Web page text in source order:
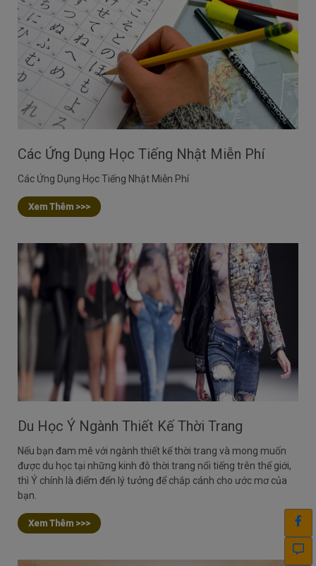
Các Ứng Dụng Học Tiếng Nhật Miễn Phí
Các Ứng Dụng Học Tiếng Nhật Miễn Phí
Xem Thêm >>>
Du Học Ý Ngành Thiết Kế Thời Trang
Nếu bạn đam mê với ngành thiết kế thời trang và mong muốn
được du học tại những kinh đô thời trang nổi tiếng trên thế giới,
thì Ý chính là điểm đến lý tưởng để chắp cánh cho ước mơ của
bạn.
Xem Thêm >>>